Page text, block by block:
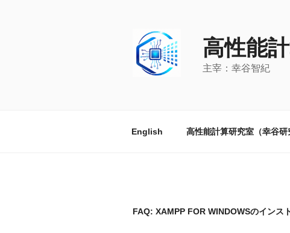
高性能
主宰：幸谷智紀
English 高性能計算研究室（幸谷研
FAQ: XAMPP FOR WINDOWSのインス